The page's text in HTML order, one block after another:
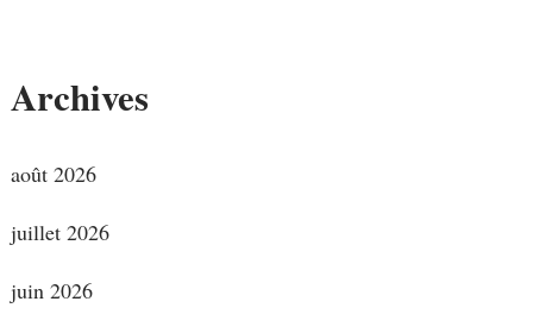
Archives
août 2026
juillet 2026
juin 2026